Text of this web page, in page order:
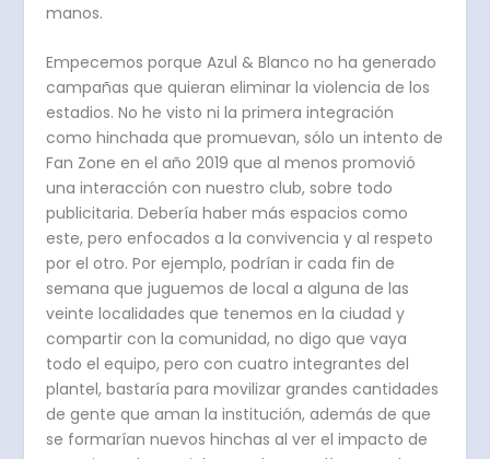
manos.
Empecemos porque Azul & Blanco no ha generado
campañas que quieran eliminar la violencia de los
estadios. No he visto ni la primera integración
como hinchada que promuevan, sólo un intento de
Fan Zone en el año 2019 que al menos promovió
una interacción con nuestro club, sobre todo
publicitaria. Debería haber más espacios como
este, pero enfocados a la convivencia y al respeto
por el otro. Por ejemplo, podrían ir cada fin de
semana que juguemos de local a alguna de las
veinte localidades que tenemos en la ciudad y
compartir con la comunidad, no digo que vaya
todo el equipo, pero con cuatro integrantes del
plantel, bastaría para movilizar grandes cantidades
de gente que aman la institución, además de que
se formarían nuevos hinchas al ver el impacto de